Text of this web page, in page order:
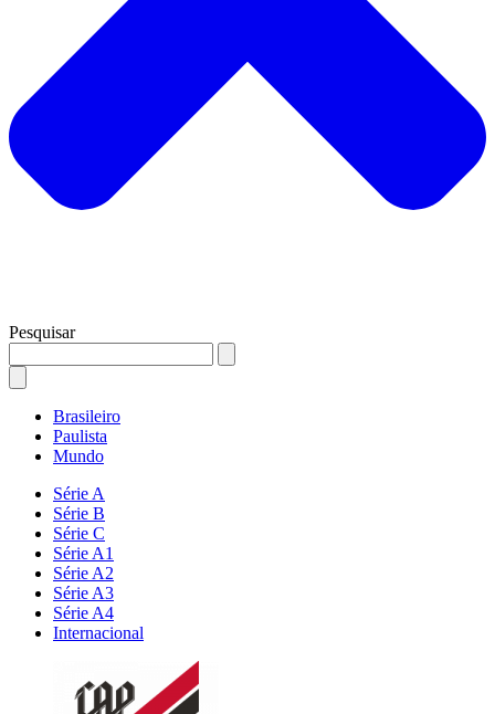
Pesquisar
Brasileiro
Paulista
Mundo
Série A
Série B
Série C
Série A1
Série A2
Série A3
Série A4
Internacional